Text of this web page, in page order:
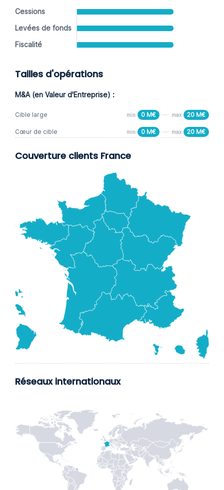
Cessions
Levées de fonds
Fiscalité
Tailles d'opérations
M&A (en Valeur d'Entreprise) :
Cible large min 0 M€ max 20 M€
Cœur de cible min 0 M€ max 20 M€
Couverture clients France
Réseaux internationaux